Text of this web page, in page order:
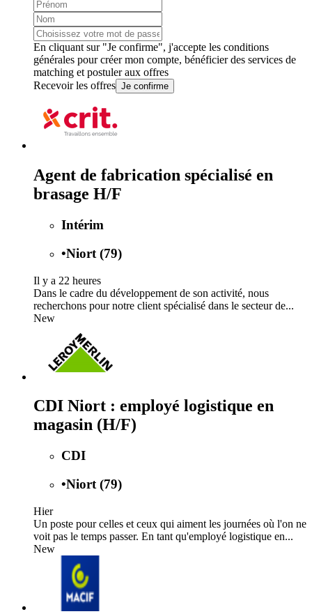
En cliquant sur "Je confirme", j'accepte les conditions
générales pour créer mon compte, bénéficier des services de
matching et postuler aux offres
Recevoir les offres Je confirme
Agent de fabrication spécialisé en
brasage H/F
Intérim
•Niort (79)
Il y a 22 heures
Dans le cadre du développement de son activité, nous
recherchons pour notre client spécialisé dans le secteur de...
New
CDI Niort : employé logistique en
magasin (H/F)
CDI
•Niort (79)
Hier
Un poste pour celles et ceux qui aiment les journées où l'on ne
voit pas le temps passer. En tant qu'employé logistique en...
New